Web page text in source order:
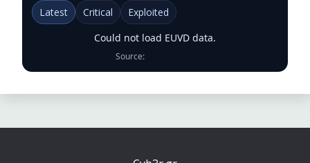
Latest Critical
Exploited
Could not load EUVD data.
Source: